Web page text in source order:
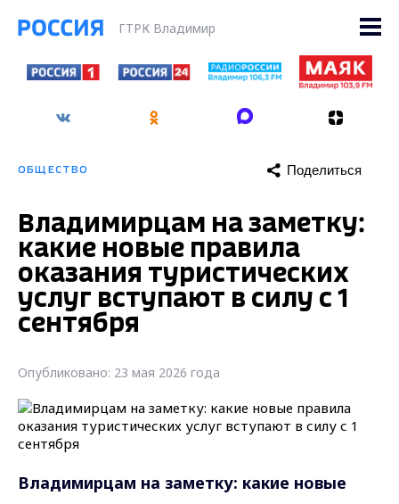
ГТРК Владимир
ОБЩЕСТВО Поделиться
Владимирцам на заметку:
какие новые правила
оказания туристических
услуг вступают в силу с 1
сентября
Опубликовано: 23 мая 2026 года
Владимирцам на заметку: какие новые